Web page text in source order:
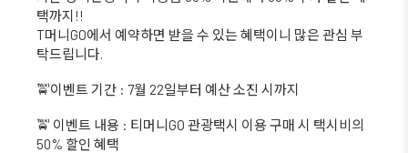
택까지!!
T머니GO에서 예약하면 받을 수 있는 혜택이니 많은 관심 부
탁드립니다.
🚖이벤트 기간 : 7월 22일부터 예산 소진 시까지
🚖 이벤트 내용 : 티머니GO 관광택시 이용 구매 시 택시비의
50% 할인 혜택